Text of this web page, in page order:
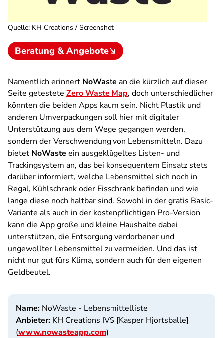
Quelle: KH Creations / Screenshot
Beratung & Angebote
Namentlich erinnert NoWaste an die kürzlich auf dieser
Seite getestete Zero Waste Map, doch unterschiedlicher
könnten die beiden Apps kaum sein. Nicht Plastik und
anderen Umverpackungen soll hier mit digitaler
Unterstützung aus dem Wege gegangen werden,
sondern der Verschwendung von Lebensmitteln. Dazu
bietet NoWaste ein ausgeklügeltes Listen- und
Trackingsystem an, das bei konsequentem Einsatz stets
darüber informiert, welche Lebensmittel sich noch in
Regal, Kühlschrank oder Eisschrank befinden und wie
lange diese noch haltbar sind. Sowohl in der gratis Basic-
Variante als auch in der kostenpflichtigen Pro-Version
kann die App große und kleine Haushalte dabei
unterstützen, die Entsorgung verdorbener und
ungewollter Lebensmittel zu vermeiden. Und das ist
nicht nur gut fürs Klima, sondern auch für den eigenen
Geldbeutel.
Name: NoWaste - Lebensmittelliste
Anbieter: KH Creations IVS [Kasper Hjortsballe]
(www.nowasteapp.com)